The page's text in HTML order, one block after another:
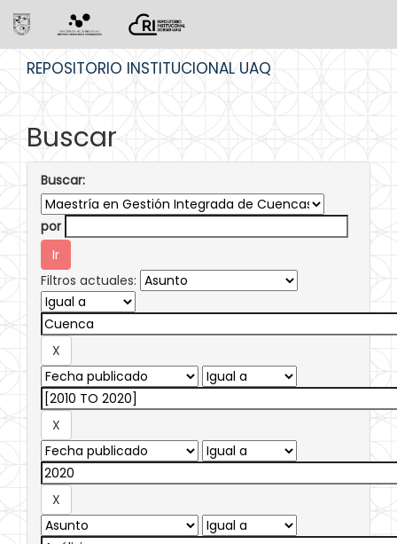
REPOSITORIO INSTITUCIONAL UAQ
Buscar
Buscar:
por
Filtros actuales: